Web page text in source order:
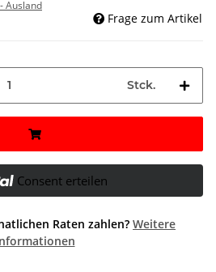
Ausland
Frage zum Artikel
Stck.
Consent erteilen
Raten zahlen? Weitere